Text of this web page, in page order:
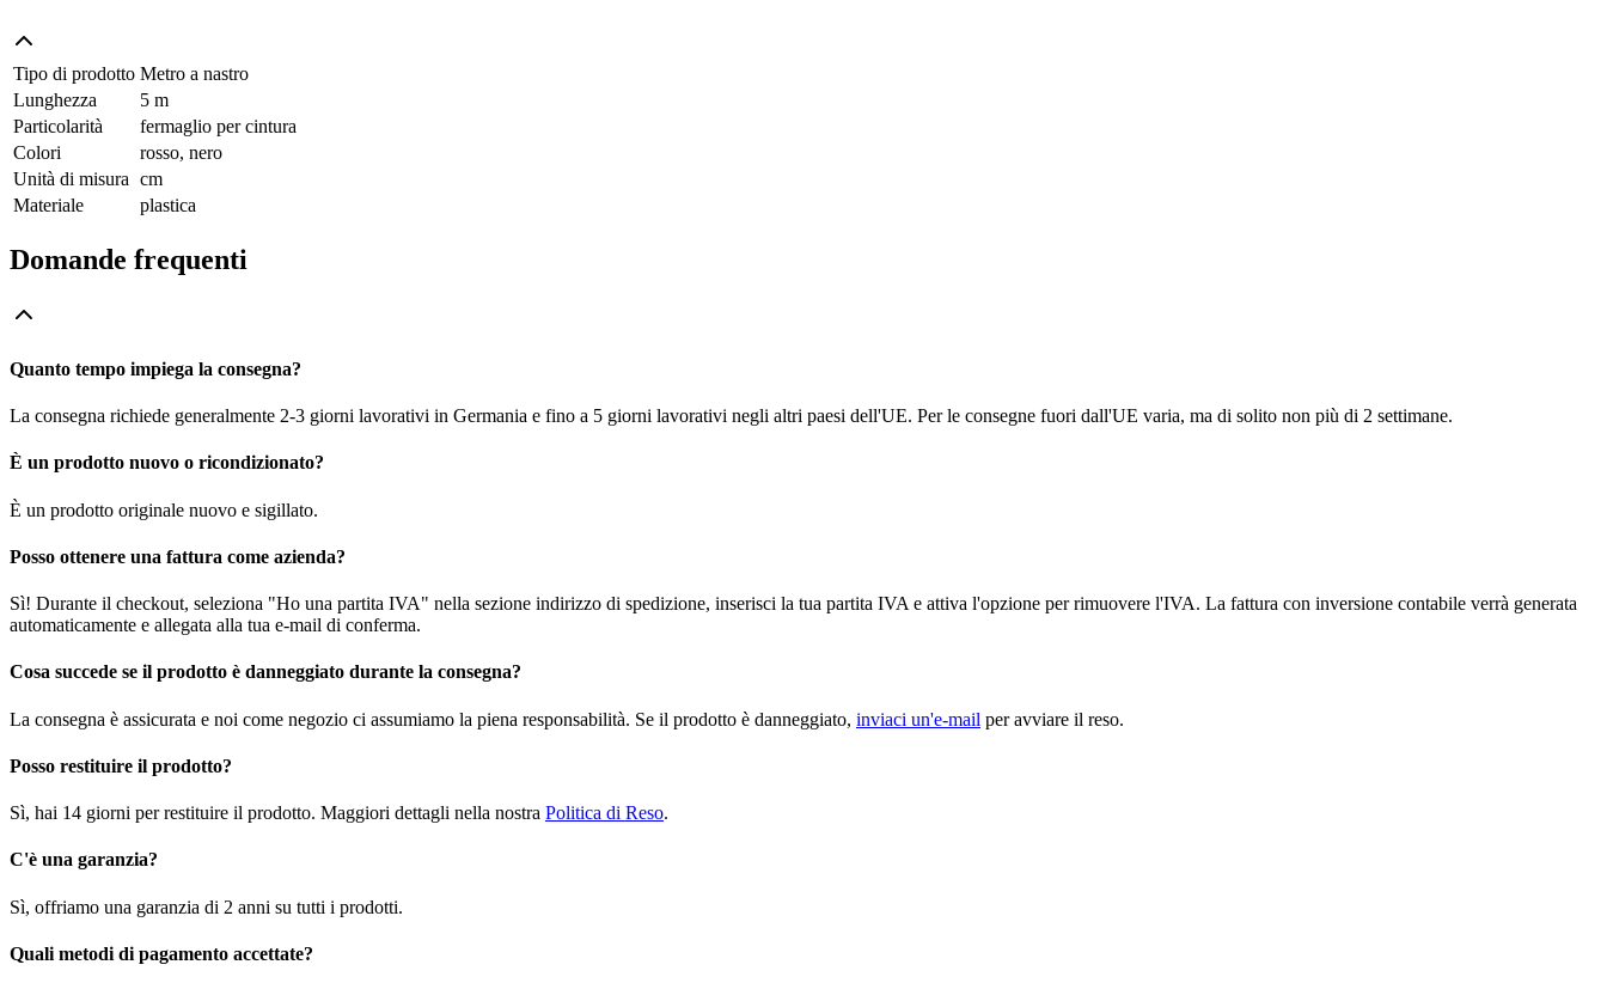
Tipo di prodotto Metro a nastro
Lunghezza
5 m
Particolarità
fermaglio per cintura
Colori
rosso, nero
Unità di misura cm
Materiale
plastica
Domande frequenti
Quanto tempo impiega la consegna?
La consegna richiede generalmente 2-3 giorni lavorativi in Germania e fino a 5 giorni lavorativi negli altri paesi dell'UE. Per le consegne fuori dall'UE varia, ma di solito non più di 2 settimane.
È un prodotto nuovo o ricondizionato?
È un prodotto originale nuovo e sigillato.
Posso ottenere una fattura come azienda?
Sì! Durante il checkout, seleziona "Ho una partita IVA" nella sezione indirizzo di spedizione, inserisci la tua partita IVA e attiva l'opzione per rimuovere l'IVA. La fattura con inversione contabile verrà generata
automaticamente e allegata alla tua e-mail di conferma.
Cosa succede se il prodotto è danneggiato durante la consegna?
La consegna è assicurata e noi come negozio ci assumiamo la piena responsabilità. Se il prodotto è danneggiato, inviaci un'e-mail per avviare il reso.
Posso restituire il prodotto?
Sì, hai 14 giorni per restituire il prodotto. Maggiori dettagli nella nostra Politica di Reso.
C'è una garanzia?
Sì, offriamo una garanzia di 2 anni su tutti i prodotti.
Quali metodi di pagamento accettate?